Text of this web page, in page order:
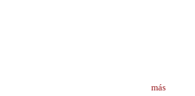
más